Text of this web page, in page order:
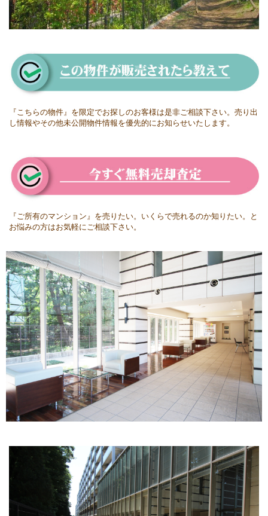
『こちらの物件』を限定でお探しのお客様は是非ご相談下さい。 売り出
し情報やその他未公開物件情報を優先的にお知らせいたします。
『ご所有のマンション』を売りたい。 いくらで売れるのか知りたい。と
お悩みの方はお気軽にご相談下さい。